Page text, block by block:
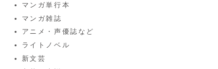
マンガ単行本
マンガ雑誌
アニメ・声優誌など
ライトノベル
新文芸